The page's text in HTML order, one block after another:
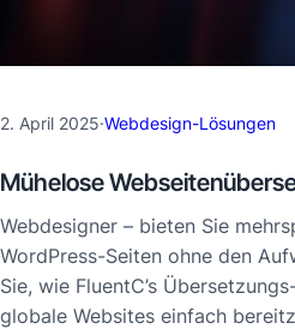
2. April 2025·Webdesign-Lösungen
Mühelose
Webdesigner – bieten Sie
WordPress-Seiten ohne den
Sie, wie FluentC’s
globale Websites einfach